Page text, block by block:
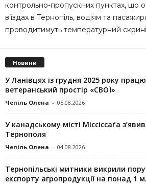
контрольно-пропускних пунктах, що
в’їздах в Тернопіль, водіям та
проводитимуть температурний
Новини
У Ланівцях із грудня 2025 року
ветеранський простір «СВОЇ»
Чепіль Олена - 05.08.2026
У канадському місті Міссіссаґа
Тернополя
Чепіль Олена - 04.08.2026
Тернопільські митники викрили
експорту агропродукції на понад 1